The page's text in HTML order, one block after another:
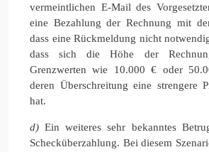
vermeintlichen E-Mail des
eine Bezahlung der Rechnung mit
dass eine Rückmeldung nicht
dass sich die Höhe der
Grenzwerten wie 10.000 € oder
deren Überschreitung eine strengere
hat.
d)Ein weiteres sehr bekanntes
Schecküberzahlung. Bei diesem